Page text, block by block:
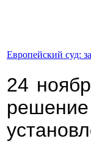
Европейский суд:
24